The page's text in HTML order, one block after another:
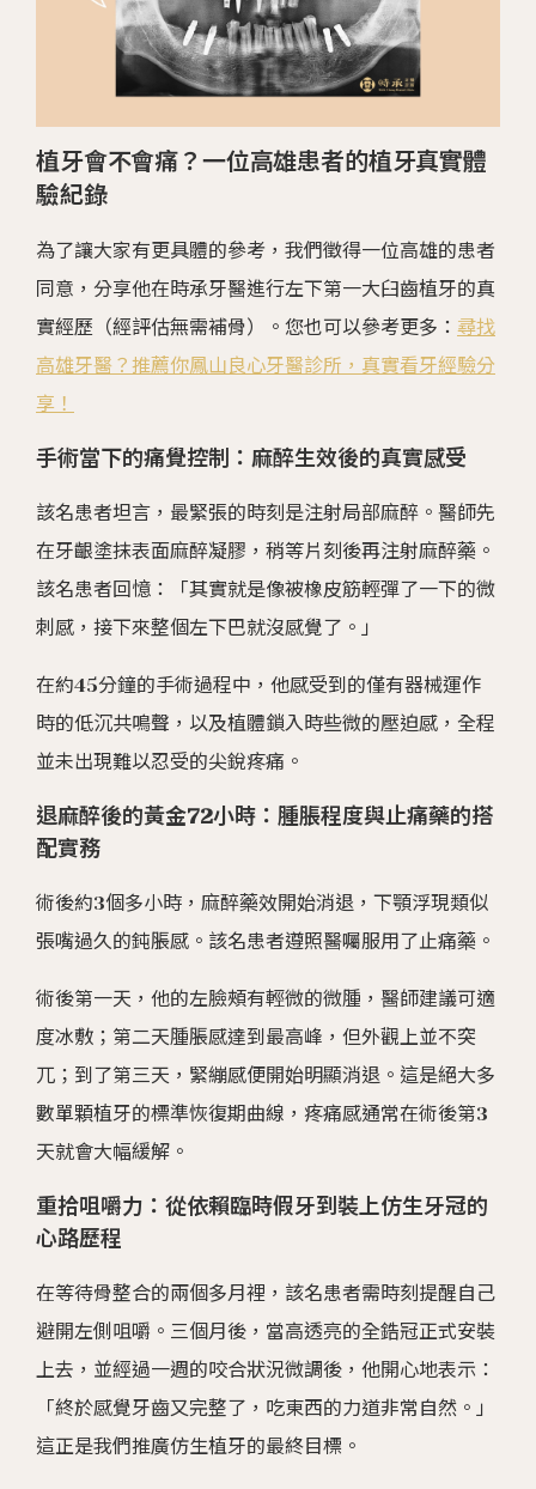
植牙會不會痛？一位高雄患者的植牙真實體
驗紀錄
為了讓大家有更具體的參考，我們徵得一位高雄的患者
同意，分享他在時承牙醫進行左下第一大臼齒植牙的真
實經歷（經評估無需補骨）。您也可以參考更多： 尋找
高雄牙醫？推薦你鳳山良心牙醫診所，真實看牙經驗分
享！
手術當下的痛覺控制：麻醉生效後的真實感受
該名患者坦言，最緊張的時刻是注射局部麻醉。醫師先
在牙齦塗抹表面麻醉凝膠，稍等片刻後再注射麻醉藥。
該名患者回憶：「其實就是像被橡皮筋輕彈了一下的微
刺感，接下來整個左下巴就沒感覺了。」
在約45分鐘的手術過程中，他感受到的僅有器械運作
時的低沉共鳴聲，以及植體鎖入時些微的壓迫感，全程
並未出現難以忍受的尖銳疼痛。
退麻醉後的黃金72小時：腫脹程度與止痛藥的搭
配實務
術後約3個多小時，麻醉藥效開始消退，下顎浮現類似
張嘴過久的鈍脹感。該名患者遵照醫囑服用了止痛藥。
術後第一天，他的左臉頰有輕微的微腫，醫師建議可適
度冰敷；第二天腫脹感達到最高峰，但外觀上並不突
兀；到了第三天，緊繃感便開始明顯消退。這是絕大多
數單顆植牙的標準恢復期曲線，疼痛感通常在術後第3
天就會大幅緩解。
重拾咀嚼力：從依賴臨時假牙到裝上仿生牙冠的
心路歷程
在等待骨整合的兩個多月裡，該名患者需時刻提醒自己
避開左側咀嚼。三個月後，當高透亮的全鋯冠正式安裝
上去，並經過一週的咬合狀況微調後，他開心地表示：
「終於感覺牙齒又完整了，吃東西的力道非常自然。」
這正是我們推廣仿生植牙的最終目標。